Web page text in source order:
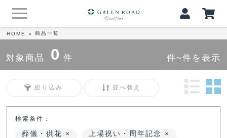
HOME > 商品一覧
対象商品 0 件 件~件を表示
絞り込み 並べ替え
検索条件：
葬儀・供花 上場祝い・周年記念